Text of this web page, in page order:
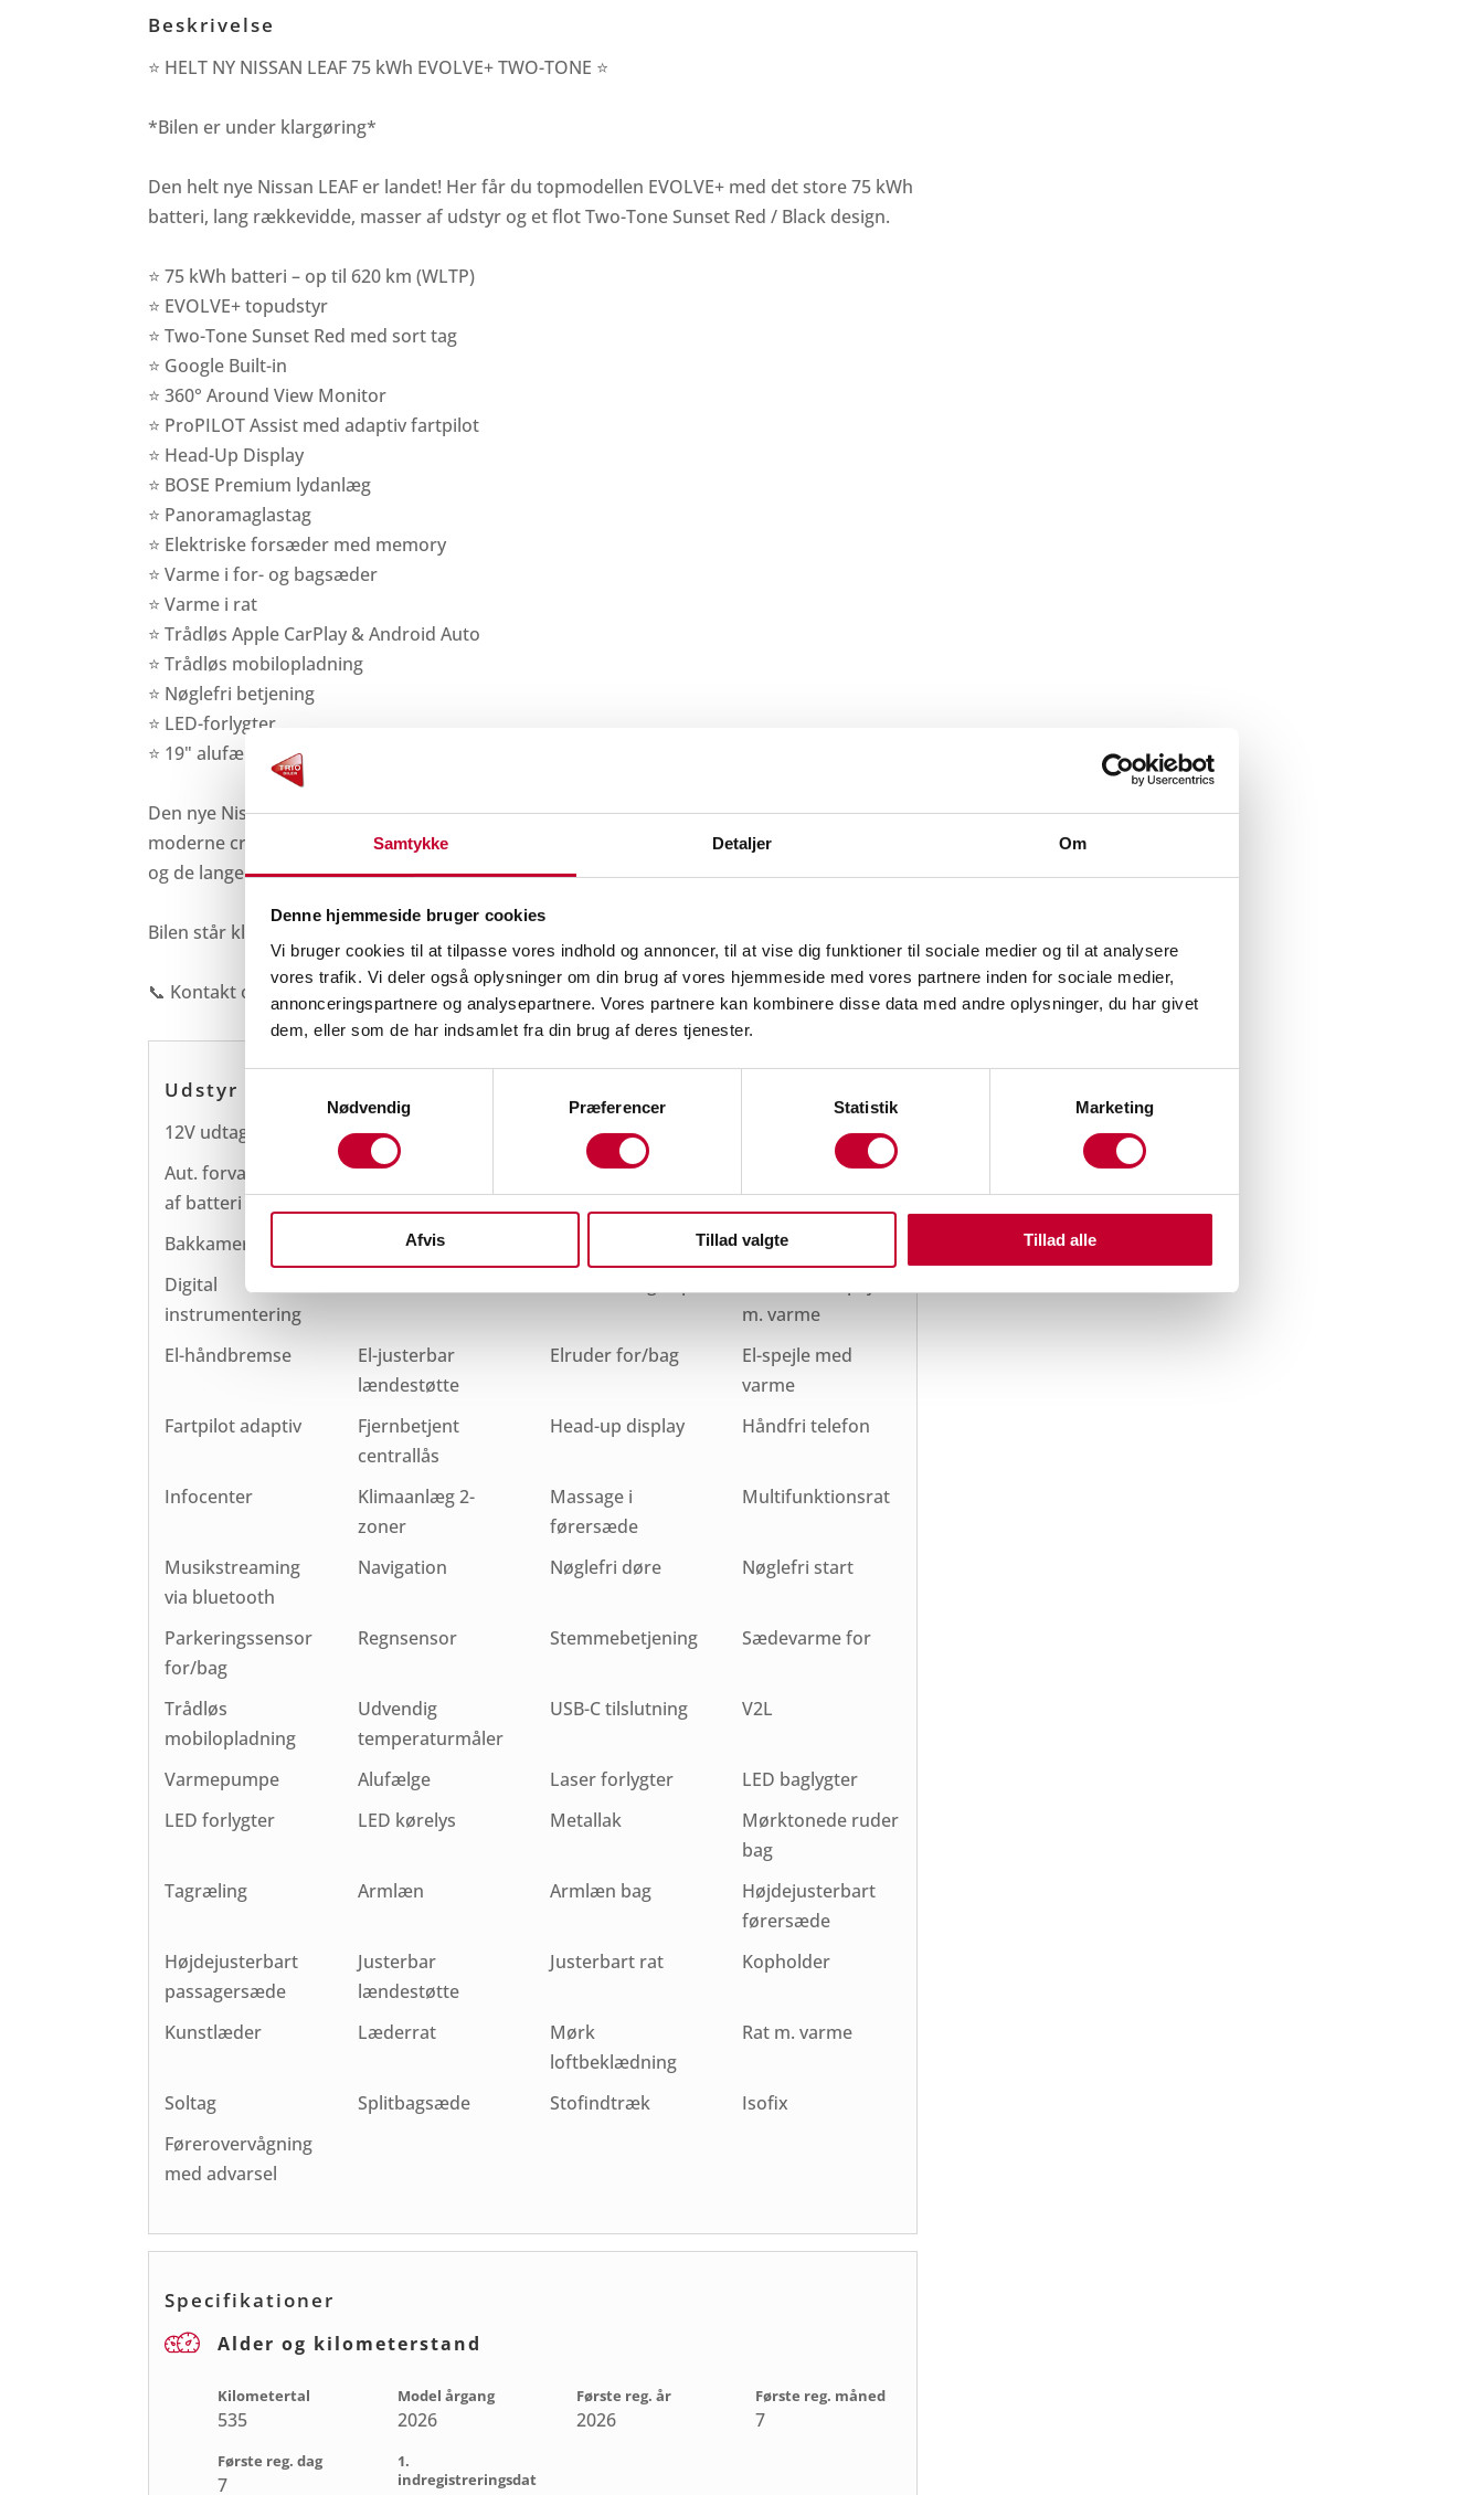
Samtykke Detaljer Om
Denne hjemmeside bruger cookies
Vi bruger cookies til at tilpasse vores indhold og annoncer, til at vise dig funktioner til sociale medier og til at analysere
vores trafik. Vi deler også oplysninger om din brug af vores hjemmeside med vores partnere inden for sociale medier,
annonceringspartnere og analysepartnere. Vores partnere kan kombinere disse data med andre oplysninger, du har givet
dem, eller som de har indsamlet fra din brug af deres tjenester.
Nødvendig
Præferencer Statistik Marketing
Afvis Tillad valgte Tillad alle
Beskrivelse
⭐ HELT NY NISSAN LEAF 75 kWh EVOLVE+ TWO-TONE ⭐
*Bilen er under klargøring*
Den helt nye Nissan LEAF er landet! Her får du topmodellen EVOLVE+ med det store 75 kWh
batteri, lang rækkevidde, masser af udstyr og et flot Two-Tone Sunset Red / Black design.
⭐ 75 kWh batteri – op til 620 km (WLTP)
⭐ EVOLVE+ topudstyr
⭐ Two-Tone Sunset Red med sort tag
⭐ Google Built-in
⭐ 360° Around View Monitor
⭐ ProPILOT Assist med adaptiv fartpilot
⭐ Head-Up Display
⭐ BOSE Premium lydanlæg
⭐ Panoramaglastag
⭐ Elektriske forsæder med memory
⭐ Varme i for- og bagsæder
⭐ Varme i rat
⭐ Trådløs Apple CarPlay & Android Auto
⭐ Trådløs mobilopladning
⭐ Nøglefri betjening
⭐ LED-forlygter
⭐ 19" alufælge
Den nye Nissan LEAF kombinerer lang rækkevidde, høj komfort og den nyeste teknologi i et
moderne crossover-design. Med op til 620 km WLTP er bilen oplagt til både hverdagskørsel
og de lange ture, mens hurtig DC-opladning gør det nemt at komme hurtigt videre.
Bilen står klar til fremvisning hos Trio Biler i Ballerup.
📞 Kontakt os allerede i dag for et uforpligtende tilbud eller en prøvekørsel.
Udstyr
12V udtag Android Auto App integration
Apple CarPlay
Aut. forvarmning
af batteri
Aut. nedblændeligt
bakspejl
Automatgear
op-/nedblænding
Bakkamera
Bluetooth
DAB+ radio
Digital
instrumentering
m. varme
El-håndbremse
El-justerbar
lændestøtte
Elruder for/bag
El-spejle med
varme
Fartpilot adaptiv
Fjernbetjent
centrallås
Head-up display Håndfri telefon
Infocenter
Klimaanlæg 2-
zoner
Massage i
førersæde
Multifunktionsrat
Musikstreaming
via bluetooth
Navigation Nøglefri døre Nøglefri start
Parkeringssensor
for/bag
Regnsensor Stemmebetjening Sædevarme for
Trådløs
mobilopladning
Udvendig
temperaturmåler
USB-C tilslutning V2L
Varmepumpe Alufælge Laser forlygter
LED baglygter
LED forlygter
LED kørelys Metallak
Mørktonede ruder
bag
Tagræling
Armlæn Armlæn bag
Højdejusterbart
førersæde
Højdejusterbart
passagersæde
Justerbar
lændestøtte
Justerbart rat Kopholder
Kunstlæder Læderrat
Mørk
loftbeklædning
Rat m. varme
Soltag Splitbagsæde Stofindtræk
Isofix
Førerovervågning
med advarsel
Specifikationer
Alder og kilometerstand
Kilometertal
535
Model årgang
2026
Første reg. år
2026
Første reg. måned
7
Første reg. dag
7
1.
indregistreringsdat